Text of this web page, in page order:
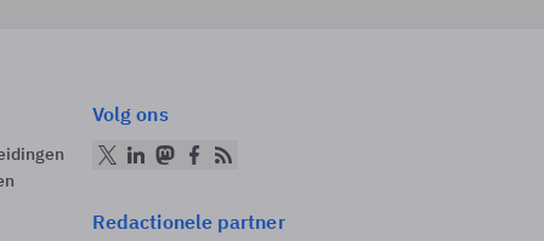
Volg ons
Redactionele partner